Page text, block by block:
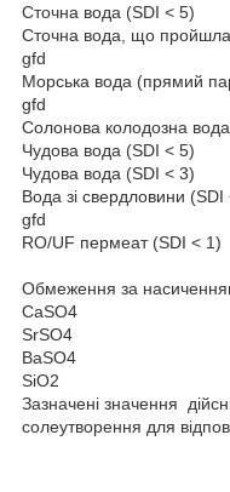
Сточна
Сточна вода, що
gfd
Морська вода
gfd
Солонова
Чудова вода
Чудова вода
Вода зі
gfd
RO/UF
Обмеження за
SiO2
Зазначені значення
солеутворення для